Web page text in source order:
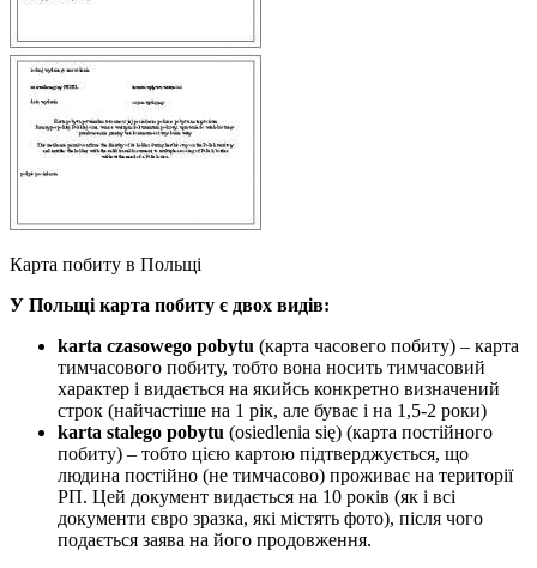
Карта побиту в Польщі
У Польщі карта побиту є двох видів:
karta czasowego pobytu (карта часовего побиту) – карта
тимчасового побиту, тобто вона носить тимчасовий
характер і видається на якийсь конкретно визначений
строк (найчастіше на 1 рік, але буває і на 1,5-2 роки)
karta stalego pobytu (osiedlenia się) (карта постійного
побиту) – тобто цією картою підтверджується, що
людина постійно (не тимчасово) проживає на території
РП. Цей документ видається на 10 років (як і всі
документи євро зразка, які містять фото), після чого
подається заява на його продовження.